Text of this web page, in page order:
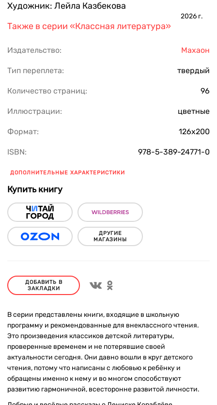
Художник: Лейла Казбекова
2026 г.
Также в серии «Классная литература»
Издательство: Махаон
Тип переплета: твердый
Количество страниц: 96
Иллюстрации: цветные
Формат: 126х200
ISBN: 978-5-389-24771-0
ДОПОЛНИТЕЛЬНЫЕ ХАРАКТЕРИСТИКИ
Купить книгу
ДРУГИЕ
МАГАЗИНЫ
ДОБАВИТЬ В
ЗАКЛАДКИ
В серии представлены книги, входящие в школьную
программу и рекомендованные для внеклассного чтения.
Это произведения классиков детской литературы,
проверенные временем и не потерявшие своей
актуальности сегодня. Они давно вошли в круг детского
чтения, потому что написаны с любовью к ребёнку и
обращены именно к нему и во многом способствуют
развитию гармоничной, всесторонне развитой личности.